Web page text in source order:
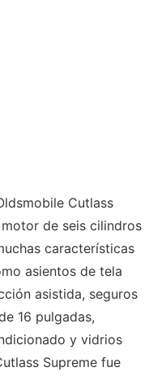
Cutlass
de seis cilindros
características
asientos de tela
asistida, seguros
16 pulgadas,
y vidrios
Supreme fue